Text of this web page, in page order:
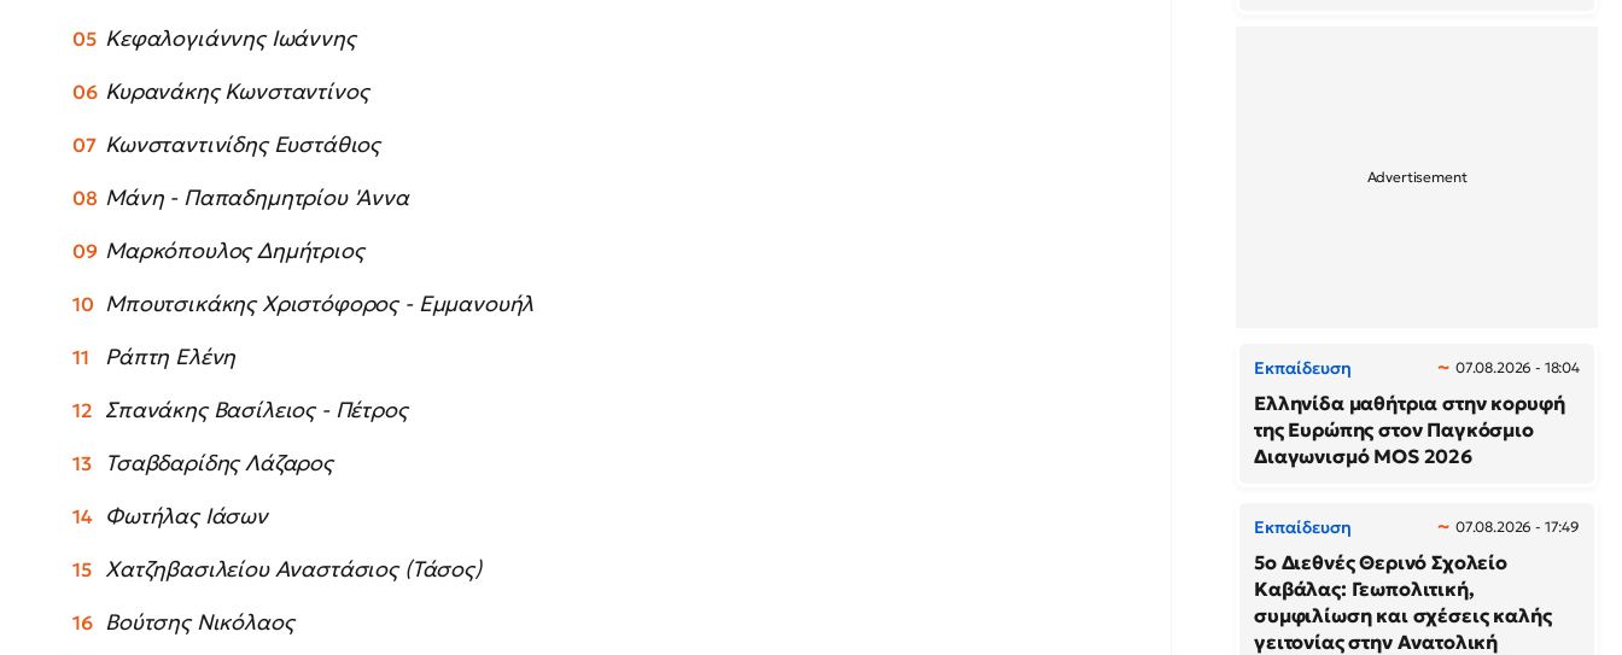
Κεφαλογιάννης Ιωάννης
Κυρανάκης Κωνσταντίνος
Κωνσταντινίδης Ευστάθιος
Μάνη - Παπαδημητρίου 'Αννα
Μαρκόπουλος Δημήτριος
Μπουτσικάκης Χριστόφορος - Εμμανουήλ
Ράπτη Ελένη
Σπανάκης Βασίλειος - Πέτρος
Τσαβδαρίδης Λάζαρος
Φωτήλας Ιάσων
Χατζηβασιλείου Αναστάσιος (Τάσος)
Βούτσης Νικόλαος
Εκπαίδευση 07.08.2026 - 18:04
Ελληνίδα μαθήτρια στην κορυφή
της Ευρώπης στον Παγκόσμιο
Διαγωνισμό MOS 2026
Εκπαίδευση 07.08.2026 - 17:49
5ο Διεθνές Θερινό Σχολείο
Καβάλας: Γεωπολιτική,
συμφιλίωση και σχέσεις καλής
γειτονίας στην Ανατολική